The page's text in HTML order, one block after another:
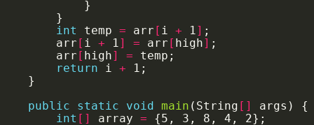
int
temp = arr [ i + 1]
        arr
[ i + 1] = arr [ high]
        arr
[ high] =
return i +
public
static void main (String []
int [] array =